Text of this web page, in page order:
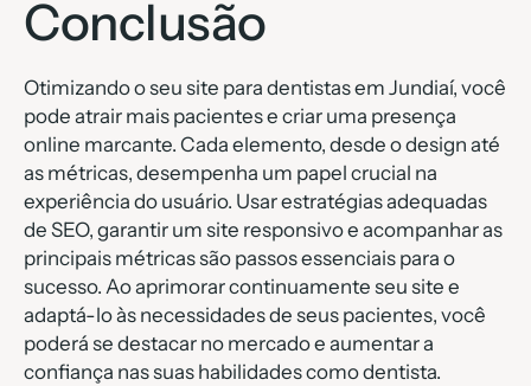
Conclusão
Otimizando o seu site para dentistas em Jundiaí, você
pode atrair mais pacientes e criar uma presença
online marcante. Cada elemento, desde o design até
as métricas, desempenha um papel crucial na
experiência do usuário. Usar estratégias adequadas
de SEO, garantir um site responsivo e acompanhar as
principais métricas são passos essenciais para o
sucesso. Ao aprimorar continuamente seu site e
adaptá-lo às necessidades de seus pacientes, você
poderá se destacar no mercado e aumentar a
confiança nas suas habilidades como dentista.